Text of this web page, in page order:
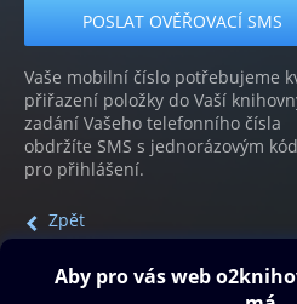
Vaše mobilní číslo potřebujeme
přiřazení položky do Vaší
zadání Vašeho telefonního čísla
obdržíte SMS s jednorázovým
pro přihlášení.
Zpět